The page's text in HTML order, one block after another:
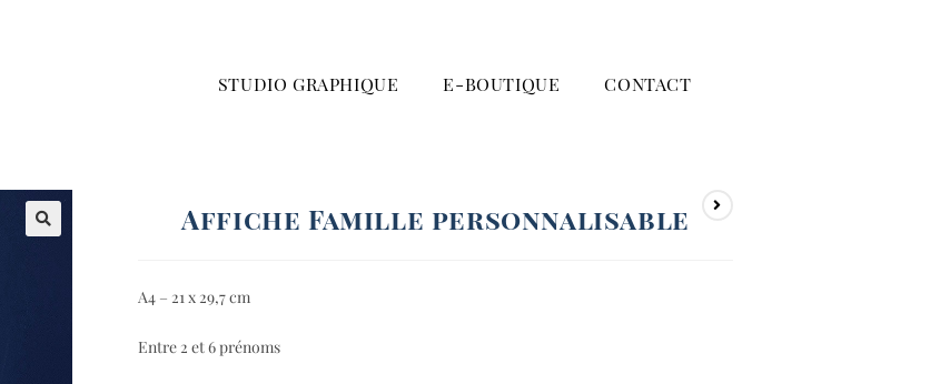
STUDIO GRAPHIQUE E-BOUTIQUE CONTACT
Affiche Famille personnalisable
A4 – 21 x 29,7 cm
Entre 2 et 6 prénoms